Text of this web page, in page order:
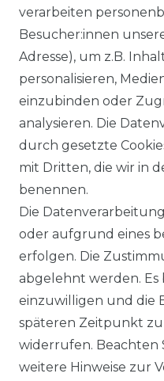
Datenstand: 7.8.2026
Impressum
AGB
verarbeiten
Besucher:innen
Adresse), um z.B.
personalisieren,
einzubinden oder
analysieren. Die
durch gesetzte
mit Dritten, die wir in
benennen.
Die
oder aufgrund eines
erfolgen. Die
abgelehnt werden. Es
einzuwilligen und die
späteren Zeitpunkt
widerrufen. Beachten
weitere Hinweise zur